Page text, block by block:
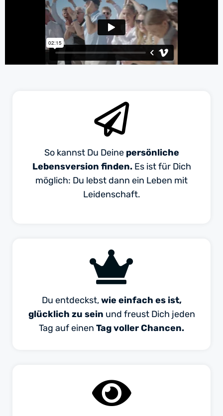
So kannst Du Deine persönliche
Lebensversion finden.Es ist für Dich
möglich: Du lebst dann ein Leben mit
Leidenschaft.
Du entdeckst,wie einfach es ist,
glücklich zu sein und freust Dich jeden
Tag auf einen Tag voller Chancen.